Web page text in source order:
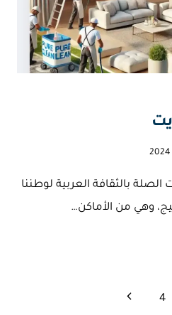
الصلة بالثقافة العربية لوطننا
وهي من الأماكن…
4 الصفحة